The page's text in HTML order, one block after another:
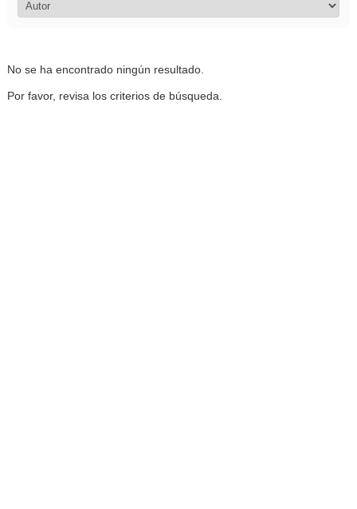
No se ha encontrado ningún resultado.
Por favor, revisa los criterios de búsqueda.